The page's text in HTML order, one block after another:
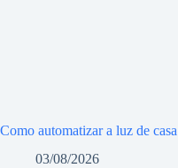
Como automatizar a luz de
03/08/2026